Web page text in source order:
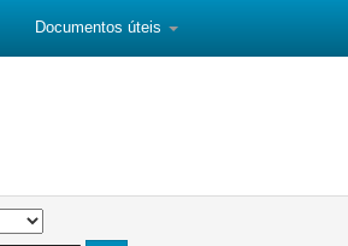
Documentos úteis